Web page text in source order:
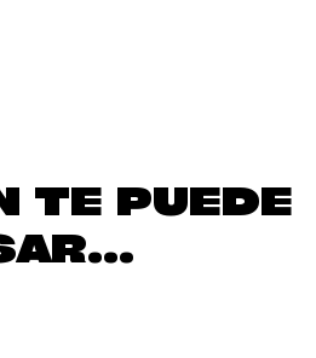
TE PUEDE